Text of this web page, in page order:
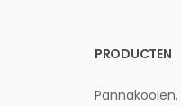
PRODUCTEN
Pannakooien,